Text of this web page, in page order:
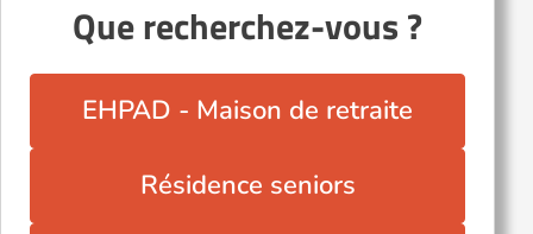
Que recherchez-vous ?
EHPAD - Maison de retraite
Résidence seniors